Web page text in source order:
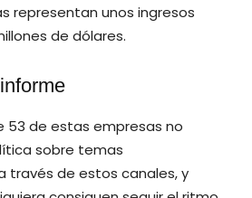
representan unos ingresos
de dólares.
53 de estas empresas no
sobre temas
través de estos canales, y